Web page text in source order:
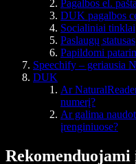
Pagalbos el.
DUK pagalbos
Socialiniai tinklai
Paslaugų statusas
Papildomi
Speechify – geriausia
DUK
Ar
numerį?
Ar galima
įrenginiuose?
Rekomenduojami